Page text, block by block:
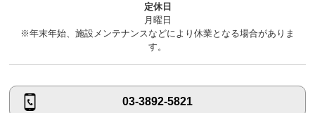
定休日
月曜日
※年末年始、施設メンテナンスなどにより休業となる場合がありま
す。
03-3892-5821